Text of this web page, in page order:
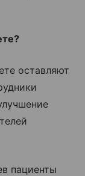
оставляют
пациенты